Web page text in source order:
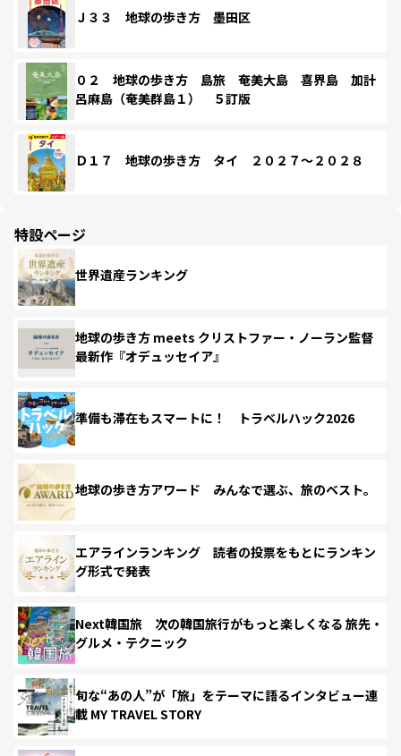
Ｊ３３ 地球の歩き方 墨田区
０２ 地球の歩き方 島旅 奄美大島 喜界島 加計
呂麻島（奄美群島１） ５訂版
Ｄ１７ 地球の歩き方 タイ ２０２７～２０２８
特設ページ
世界遺産ランキング
地球の歩き方 meets クリストファー・ノーラン監督
最新作『オデュッセイア』
準備も滞在もスマートに！ トラベルハック2026
地球の歩き方アワード みんなで選ぶ、旅のベスト。
エアラインランキング 読者の投票をもとにランキン
グ形式で発表
Next韓国旅 次の韓国旅行がもっと楽しくなる 旅先・
グルメ・テクニック
旬な“あの人”が「旅」をテーマに語るインタビュー連
載 MY TRAVEL STORY